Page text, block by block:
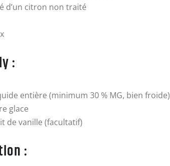
d’un citron non traité
:
entière (minimum 30 % MG, bien froide)
glace
de vanille (facultatif)
: